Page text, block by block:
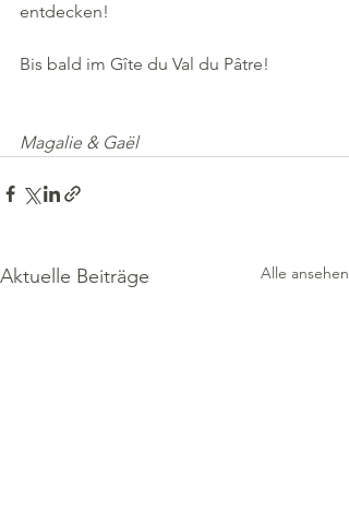
entdecken!
Bis bald im Gîte du Val du Pâtre!
Magalie & Gaël
Aktuelle Beiträge Alle ansehen